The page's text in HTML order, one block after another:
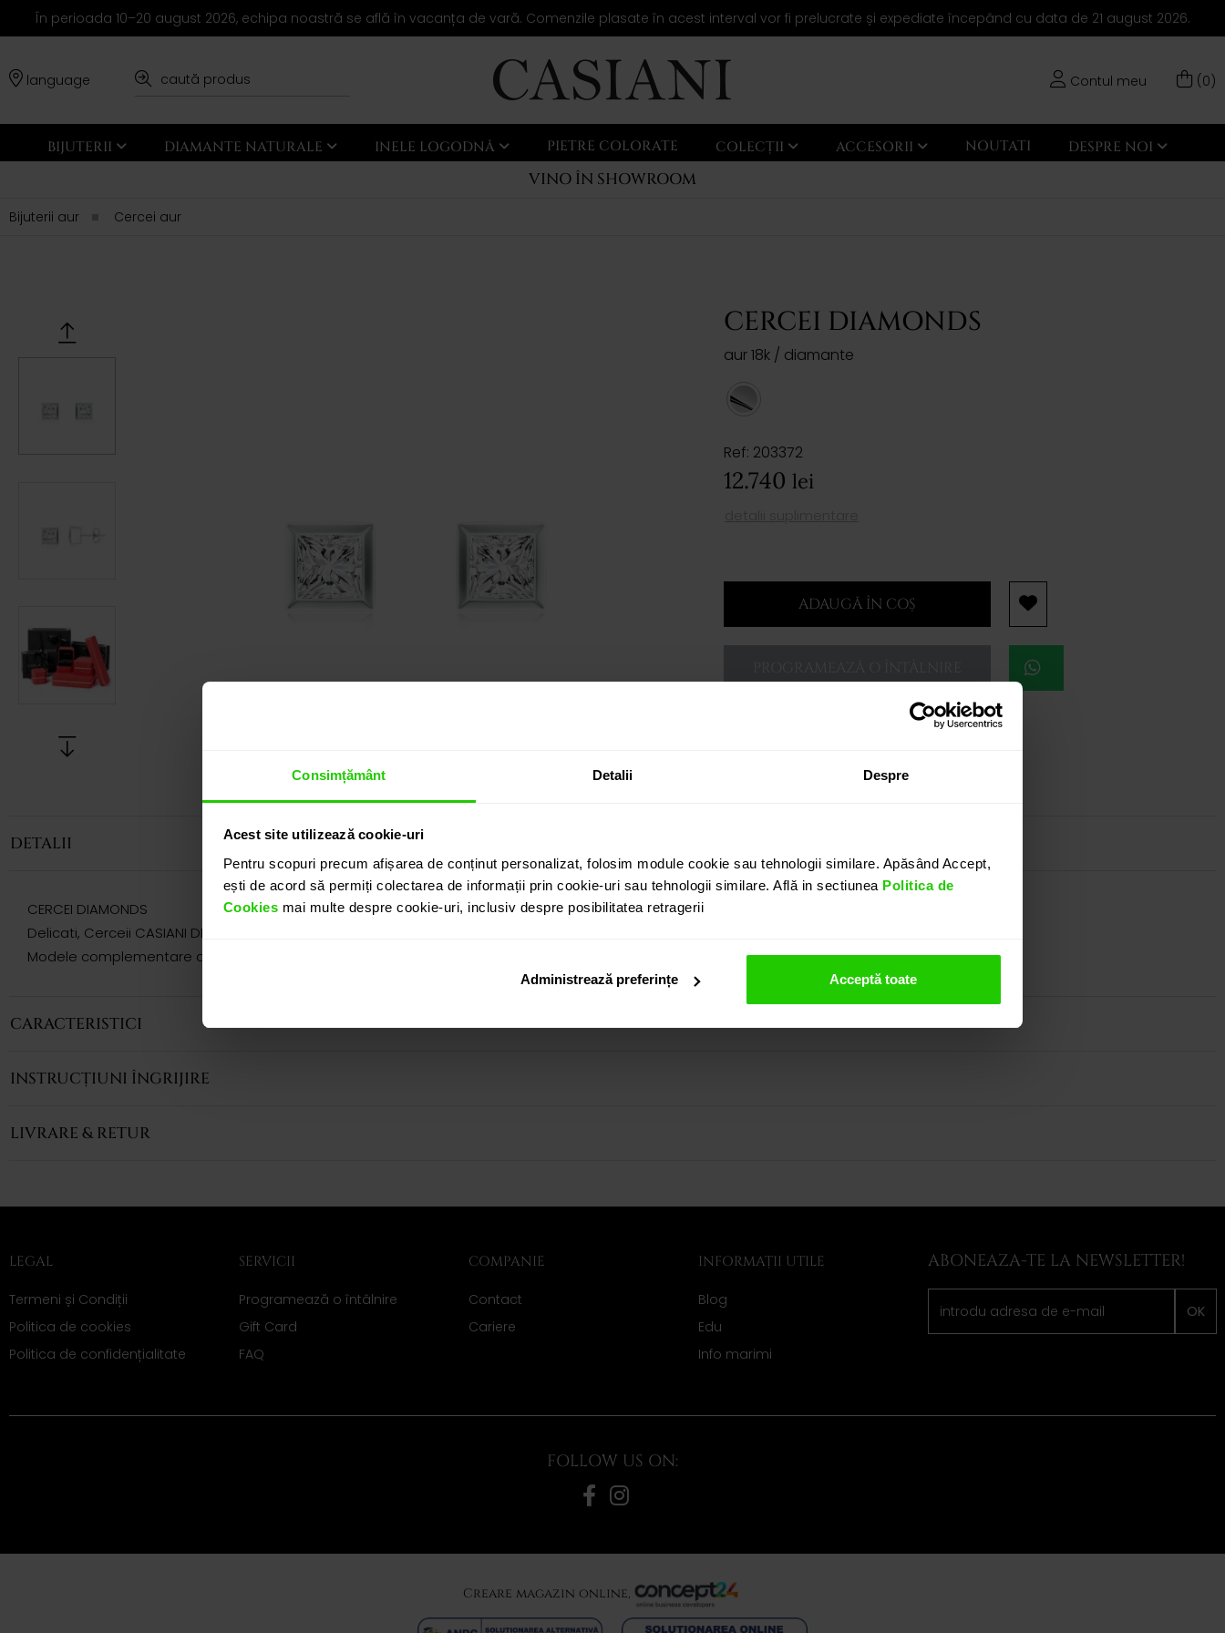
Consimțământ Detalii Despre
Acest site utilizează cookie-uri
Pentru scopuri precum afișarea de conținut personalizat, folosim module cookie sau tehnologii similare. Apăsând Accept,
ești de acord să permiți colectarea de informații prin cookie-uri sau tehnologii similare. Află in sectiunea Politica de
Cookies mai multe despre cookie-uri, inclusiv despre posibilitatea retragerii
Administrează preferințe Acceptă toate
În perioada 10–20 august 2026, echipa noastră se află în vacanța de vară. Comenzile plasate în acest interval vor fi prelucrate și expediate începând cu data de 21 august 2026.
language Contul meu (0)
BIJUTERII DIAMANTE NATURALE INELE LOGODNĂ PIETRE COLORATE COLECȚII ACCESORII NOUTATI DESPRE NOI
VINO ÎN SHOWROOM
Bijuterii aur Cercei aur
CERCEI DIAMONDS
aur 18k / diamante
Ref: 203372
12.740 lei
ADAUGĂ ÎN COȘ
DETALII
CERCEI DIAMONDS
Delicati, Cerceii CASIANI DIAMONDS tip studs realizati in aur alb de 18k cu diamante princess sunt usor de asortat oricarei tinute.
Modele complementare acestui produs puteti regasi atat in colectia prezentata pe site cat si vizitand showroom-ul nostru.
CARACTERISTICI
INSTRUCȚIUNI ÎNGRIJIRE
LIVRARE & RETUR
LEGAL
Termeni și Condiții
Politica de cookies
Politica de confidențialitate
SERVICII
Programează o întâlnire
Gift Card
FAQ
COMPANIE
Contact
Cariere
INFORMAȚII UTILE
Blog
Edu
Info marimi
ABONEAZA-TE LA NEWSLETTER!
OK
FOLLOW US ON:
Creare magazin online,